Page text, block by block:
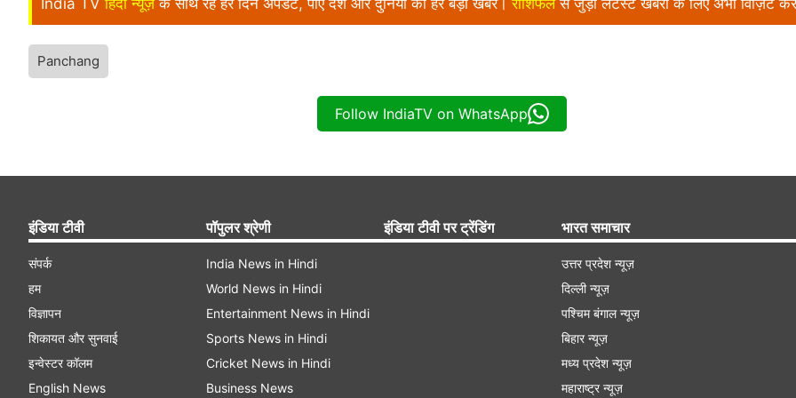
India TV हिंदी न्यूज़ के साथ रहें हर दिन अपडेट, पाएं देश और दुनिया की हर बड़ी खबर। राशिफलसे जुड़ी लेटेस्ट खबरों के लिए अभी विज़िट
Panchang
Follow IndiaTV on WhatsApp
इंडिया टीवी
संपर्क
हम
विज्ञापन
शिकायत और सुनवाई
इन्वेस्टर कॉलम
English News
पॉपुलर श्रेणी
India News in Hindi
World News in Hindi
Entertainment News in Hindi
Sports News in Hindi
Cricket News in Hindi
Business News
इंडिया टीवी पर ट्रेंडिंग भारत समाचार
उत्तर प्रदेश न्यूज़
दिल्ली न्यूज़
पश्चिम बंगाल न्यूज़
बिहार न्यूज़
मध्य प्रदेश न्यूज़
महाराष्ट्र न्यूज़